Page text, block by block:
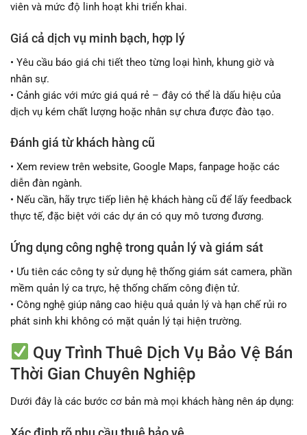
viên và mức độ linh hoạt khi triển khai.
Giá cả dịch vụ minh bạch, hợp lý
• Yêu cầu báo giá chi tiết theo từng loại hình, khung giờ và
nhân sự.
• Cảnh giác với mức giá quá rẻ – đây có thể là dấu hiệu của
dịch vụ kém chất lượng hoặc nhân sự chưa được đào tạo.
Đánh giá từ khách hàng cũ
• Xem review trên website, Google Maps, fanpage hoặc các
diễn đàn ngành.
• Nếu cần, hãy trực tiếp liên hệ khách hàng cũ để lấy feedback
thực tế, đặc biệt với các dự án có quy mô tương đương.
Ứng dụng công nghệ trong quản lý và giám sát
• Ưu tiên các công ty sử dụng hệ thống giám sát camera, phần
mềm quản lý ca trực, hệ thống chấm công điện tử.
• Công nghệ giúp nâng cao hiệu quả quản lý và hạn chế rủi ro
phát sinh khi không có mặt quản lý tại hiện trường.
Quy Trình Thuê Dịch Vụ Bảo Vệ Bán
Thời Gian Chuyên Nghiệp
Dưới đây là các bước cơ bản mà mọi khách hàng nên áp dụng: